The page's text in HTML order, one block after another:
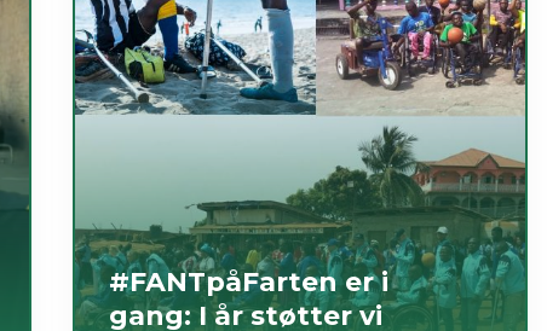
#FANTpåFarten er i
gang: I år støtter vi